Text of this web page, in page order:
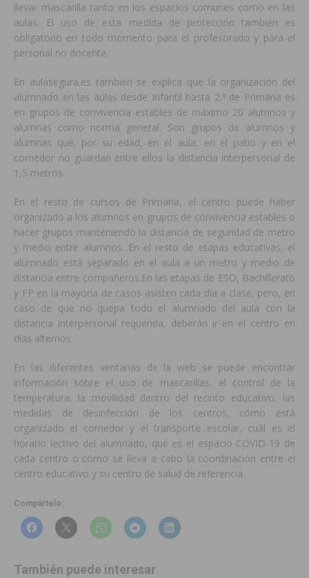
llevar mascarilla tanto en los espacios comunes como en las
aulas. El uso de esta medida de protección también es
obligatorio en todo momento para el profesorado y para el
personal no docente.
En aulasegura.es también se explica que la organización del
alumnado en las aulas desde Infantil hasta 2.º de Primaria es
en grupos de convivencia estables de máximo 20 alumnos y
alumnas como norma general. Son grupos de alumnos y
alumnas que, por su edad, en el aula, en el patio y en el
comedor no guardan entre ellos la distancia interpersonal de
1,5 metros.
En el resto de cursos de Primaria, el centro puede haber
organizado a los alumnos en grupos de convivencia estables o
hacer grupos manteniendo la distancia de seguridad de metro
y medio entre alumnos. En el resto de etapas educativas, el
alumnado está separado en el aula a un metro y medio de
distancia entre compañeros.En las etapas de ESO, Bachillerato
y FP en la mayoría de casos asisten cada día a clase, pero, en
caso de que no quepa todo el alumnado del aula con la
distancia interpersonal requerida, deberán ir en el centro en
días alternos.
En las diferentes ventanas de la web se puede encontrar
información sobre el uso de mascarillas, el control de la
temperatura, la movilidad dentro del recinto educativo, las
medidas de desinfección de los centros, cómo está
organizado el comedor y el transporte escolar, cuál es el
horario lectivo del alumnado, qué es el espacio COVID-19 de
cada centro o cómo se lleva a cabo la coordinación entre el
centro educativo y su centro de salud de referencia.
Compártelo:
También puede interesar